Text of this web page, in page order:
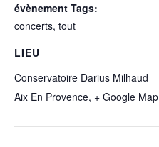
évènement Tags:
concerts, tout
LIEU
Conservatoire Darius Milhaud
Aix En Provence, + Google Map